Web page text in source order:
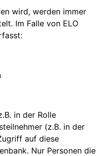
wird, werden immer
Im Falle von ELO
in der Rolle
(z.B. in der
auf diese
Nur Personen die